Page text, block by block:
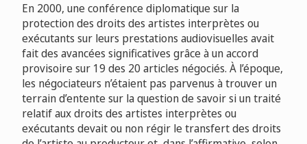
En 2000, une conférence diplomatique sur la
protection des droits des artistes interprètes ou
exécutants sur leurs prestations audiovisuelles avait
fait des avancées significatives grâce à un accord
provisoire sur 19 des 20 articles négociés. À l’époque,
les négociateurs n’étaient pas parvenus à trouver un
terrain d’entente sur la question de savoir si un traité
relatif aux droits des artistes interprètes ou
exécutants devait ou non régir le transfert des droits